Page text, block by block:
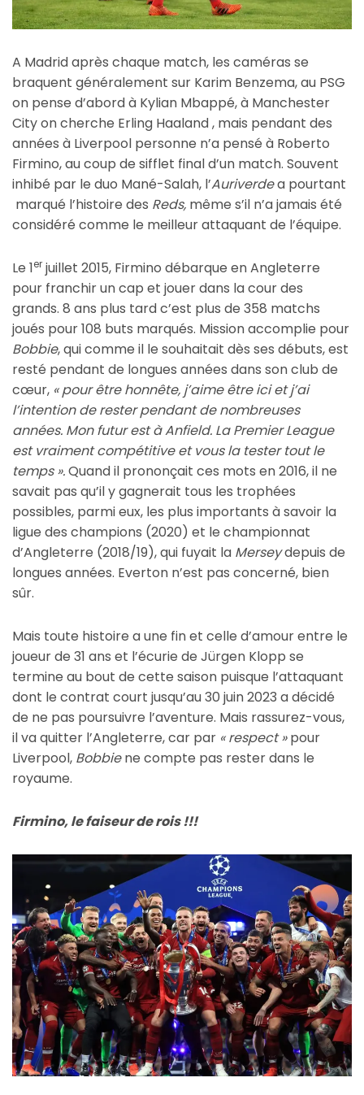
A Madrid après chaque match, les caméras se
braquent généralement sur Karim Benzema, au PSG
on pense d’abord à Kylian Mbappé, à Manchester
City on cherche Erling Haaland , mais pendant des
années à Liverpool personne n’a pensé à Roberto
Firmino, au coup de sifflet final d’un match. Souvent
inhibé par le duo Mané-Salah, l’Auriverdea pourtant
marqué l’histoire des Reds, même s’il n’a jamais été
considéré comme le meilleur attaquant de l’équipe.
Le 1er juillet 2015, Firmino débarque en Angleterre
pour franchir un cap et jouer dans la cour des
grands. 8 ans plus tard c’est plus de 358 matchs
joués pour 108 buts marqués. Mission accomplie pour
Bobbie, qui comme il le souhaitait dès ses débuts, est
resté pendant de longues années dans son club de
cœur, «pour être honnête, j’aime être ici et j’ai
l’intention de rester pendant de nombreuses
années. Mon futur est à Anfield. La Premier League
est vraiment compétitive et vous la tester tout le
temps ».Quand il prononçait ces mots en 2016, il ne
savait pas qu’il y gagnerait tous les trophées
possibles, parmi eux, les plus importants à savoir la
ligue des champions (2020) et le championnat
d’Angleterre (2018/19), qui fuyait la Merseydepuis de
longues années. Everton n’est pas concerné, bien
sûr.
Mais toute histoire a une fin et celle d’amour entre le
joueur de 31 ans et l’écurie de Jürgen Klopp se
termine au bout de cette saison puisque l’attaquant
dont le contrat court jusqu’au 30 juin 2023 a décidé
de ne pas poursuivre l’aventure. Mais rassurez-vous,
il va quitter l’Angleterre, car par « respect »pour
Liverpool, Bobbiene compte pas rester dans le
royaume.
Firmino, le faiseur de rois !!!